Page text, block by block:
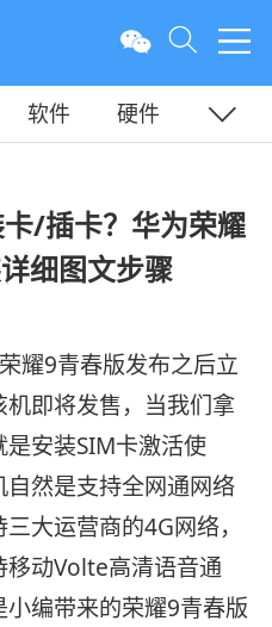
软件
硬件
/插卡？华为荣耀
细图文步骤
耀9青春版发布之后立
即将发售，当我们拿
安装SIM卡激活使
然是支持全网通网络
大运营商的4G网络，
移动Volte高清语音通
编带来的荣耀9青春版